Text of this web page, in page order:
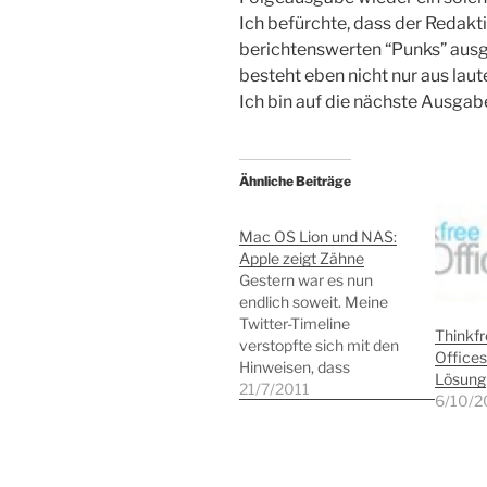
Ich befürchte, dass der
berichtenswerten “Punks”
besteht eben nicht nur aus
Ich bin auf die nächste
Ähnliche Beiträge
Mac OS Lion und NAS:
Apple zeigt Zähne
Gestern war es nun
endlich soweit. Meine
Twitter-Timeline
verstopfte sich mit den
Hinweisen, dass
â€œLionâ€ nun endlich
21/7/2011
Lösung
6/10/